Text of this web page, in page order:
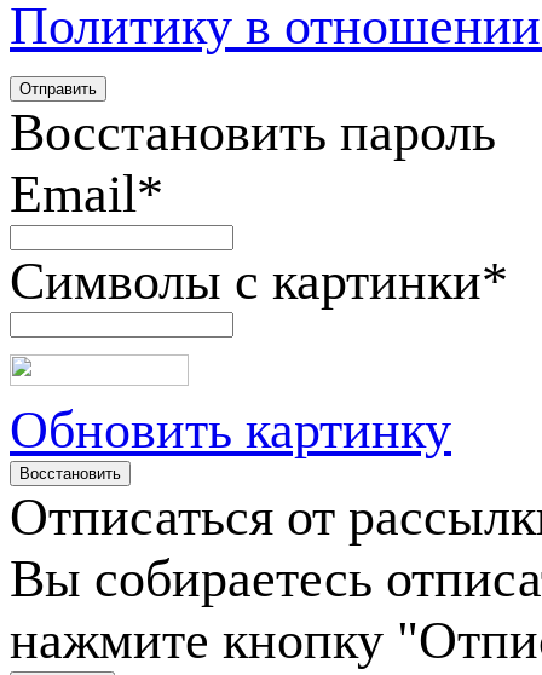
Политику в
Восстановить пароль
Email*
Символы с картинки*
Обновить картинку
Отписаться от
Вы собираетесь
нажмите кнопку